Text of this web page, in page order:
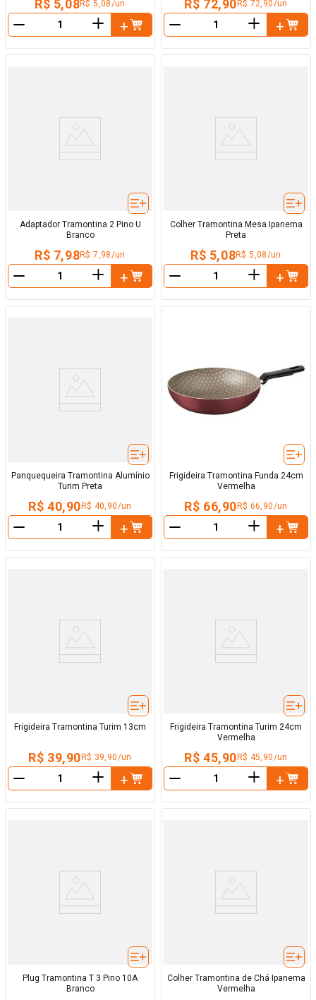
R$ 5,08R$ 5,08/un
＋
R$ 72,90 R$ 72,90/un
＋
Adaptador Tramontina 2 Pino U
Branco
R$ 7,98R$ 7,98/un
＋
Colher Tramontina Mesa Ipanema
Preta
R$ 5,08R$ 5,08/un
＋
Panquequeira Tramontina Alumínio
Turim Preta
R$ 40,90 R$ 40,90/un
＋
Frigideira Tramontina Funda 24cm
Vermelha
R$ 66,90 R$ 66,90/un
＋
Frigideira Tramontina Turim 13cm
R$ 39,90 R$ 39,90/un
＋
Frigideira Tramontina Turim 24cm
Vermelha
R$ 45,90 R$ 45,90/un
＋
Plug Tramontina T 3 Pino 10A
Branco
Colher Tramontina de Chá Ipanema
Vermelha